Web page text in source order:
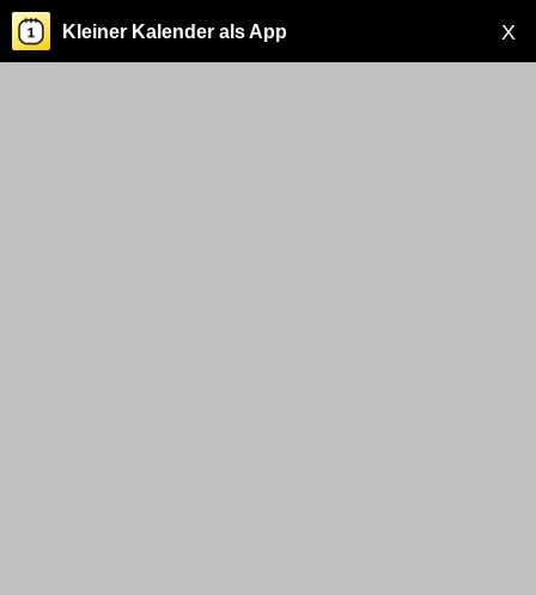
X
Kleiner Kalender als App